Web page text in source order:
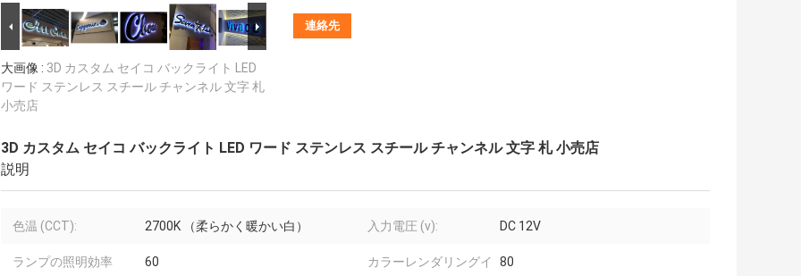
大画像 : 3D カスタム セイコ バックライト LED
ワード ステンレス スチール チャンネル 文字 札
小売店
連絡先
3D カスタム セイコ バックライト LED ワード ステンレス スチール チャンネル 文字 札 小売店
説明
色温 (CCT): 2700K （柔らかく暖かい白） 入力電圧 (v): DC 12V
ランプの照明効率
60
カラーレンダリングイ
80